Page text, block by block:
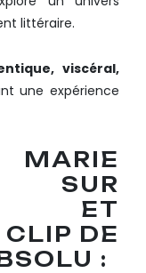
littéraire.
viscéral,
une expérience
SUR
DE
: